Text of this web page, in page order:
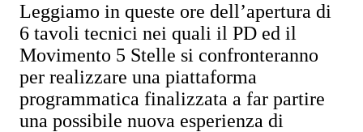
Leggiamo in queste ore dell’apertura di
6 tavoli tecnici nei quali il PD ed il
Movimento 5 Stelle si confronteranno
per realizzare una piattaforma
programmatica finalizzata a far partire
una possibile nuova esperienza di